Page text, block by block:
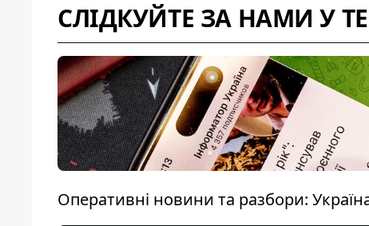
СЛІДКУЙТЕ ЗА НАМИ У
Оперативні новини та разбори: